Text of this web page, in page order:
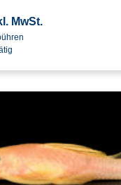
MwSt.